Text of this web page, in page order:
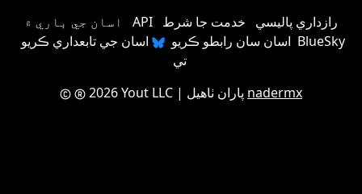
اسان جي باري ۾ API رازداري پاليسي
خدمت جا شرط
اسان سان رابطو ڪريو
اسان جي تابعداري ڪريو BlueSky
تي
2026 Yout LLC
nadermx